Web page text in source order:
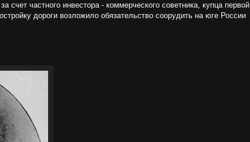
частного инвестора - коммерческого советника, купца первой
дороги возложило обязательство соорудить на юге России